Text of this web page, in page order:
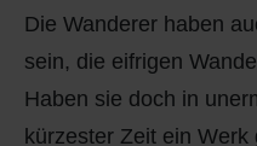
Die Wanderer haben
sein, die eifrigen
Haben sie doch in
kürzester Zeit ein